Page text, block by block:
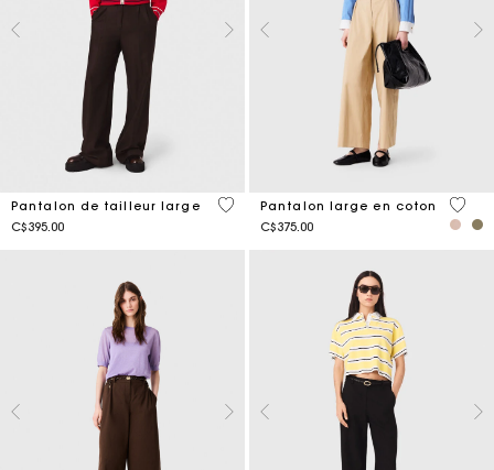
Pantalon de tailleur large
C$395.00
3,3 out of 5 Customer Rating
Pantalon large en coton
C$375.00
4,4